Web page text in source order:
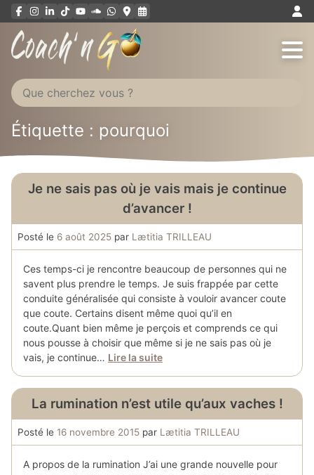
Aller
au
Étiquette : pourquoi
Je ne sais pas où je vais mais je continue
d’avancer !
Posté le 6 août 2025 par Lætitia TRILLEAU
Ces temps-ci je rencontre beaucoup de personnes qui ne
savent plus prendre le temps. Je suis frappée par cette
conduite généralisée qui consiste à vouloir avancer coute
que coute. Certains disent même quoi qu’il en
coute.Quant bien même je perçois et comprends ce qui
nous pousse à choisir que même si je ne sais pas où je
vais, je continue… Lire la suite
La rumination n’est utile qu’aux vaches !
Posté le 16 novembre 2015 par Lætitia TRILLEAU
A propos de la rumination J’ai une grande nouvelle pour